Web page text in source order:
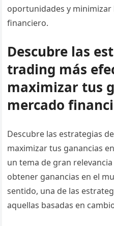
oportunidades y minimizar
financiero.
Descubre las
trading más
maximizar tus
mercado
Descubre las estrategias
maximizar tus ganancias
un tema de gran
obtener ganancias en el
sentido, una de las
aquellas basadas en